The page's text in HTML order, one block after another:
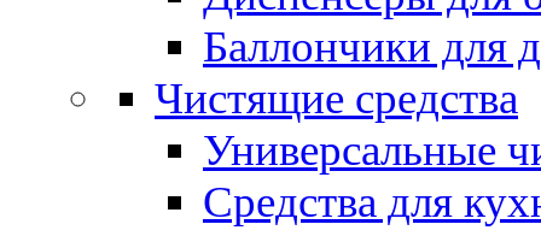
Баллончики для
Чистящие средства
Универсальные
Средства для